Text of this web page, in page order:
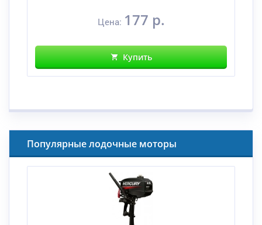
Цена: 177 р.
Купить
Популярные лодочные моторы